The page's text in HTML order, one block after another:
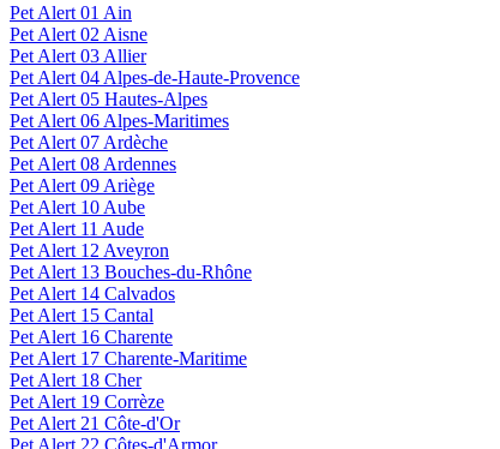
Pet Alert 01 Ain
Pet Alert 02 Aisne
Pet Alert 03 Allier
Pet Alert 04 Alpes-de-Haute-Provence
Pet Alert 05 Hautes-Alpes
Pet Alert 06 Alpes-Maritimes
Pet Alert 07 Ardèche
Pet Alert 08 Ardennes
Pet Alert 09 Ariège
Pet Alert 10 Aube
Pet Alert 11 Aude
Pet Alert 12 Aveyron
Pet Alert 13 Bouches-du-Rhône
Pet Alert 14 Calvados
Pet Alert 15 Cantal
Pet Alert 16 Charente
Pet Alert 17 Charente-Maritime
Pet Alert 18 Cher
Pet Alert 19 Corrèze
Pet Alert 21 Côte-d'Or
Pet Alert 22 Côtes-d'Armor